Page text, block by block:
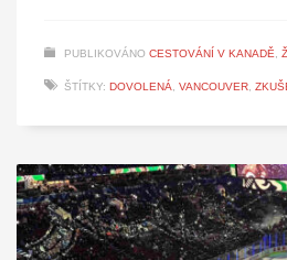
PUBLIKOVÁNO CESTOVÁNÍ V KANADĚ,
ŠTÍTKY: DOVOLENÁ, VANCOUVER,